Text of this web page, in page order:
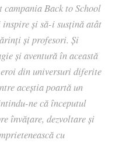
campania Back to School
inspire și să-i susțină atât
și profesori. Și
și aventură în această
din universuri diferite
aceștia poartă un
ne că începutul
învățare, dezvoltare și
cu